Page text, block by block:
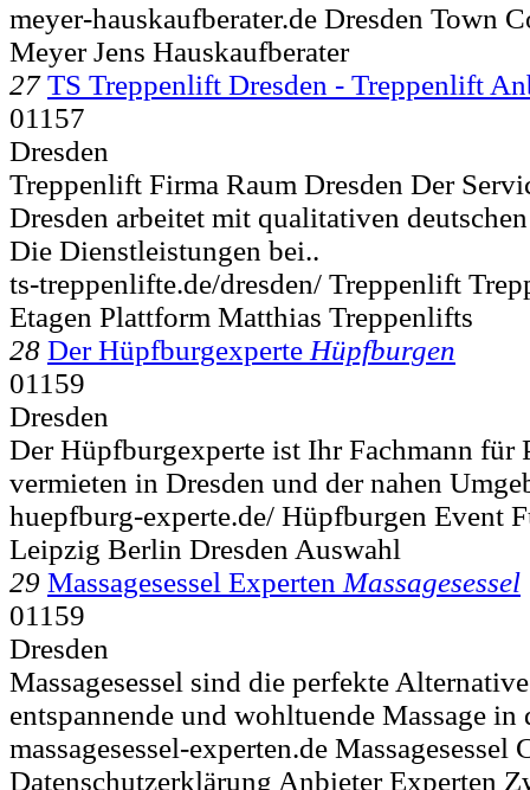
meyer-hauskaufberater.de Dresden Town
Meyer Jens Hauskaufberater
27 TS Treppenlift Dresden - Treppenlift
01157
Dresden
Treppenlift Firma Raum Dresden Der
Dresden arbeitet mit qualitativen
Die Dienstleistungen bei..
ts-treppenlifte.de/dresden/ Treppenlift
Etagen Plattform Matthias Treppenlifts
28 Der Hüpfburgexperte Hüpfburgen
01159
Dresden
Der Hüpfburgexperte ist Ihr Fachmann
vermieten in Dresden und der nahen
huepfburg-experte.de/ Hüpfburgen Event
Leipzig Berlin Dresden Auswahl
29 Massagesessel Experten Massagesessel
01159
Dresden
Massagesessel sind die perfekte
entspannende und wohltuende Massage
massagesessel-experten.de Massagesessel
Datenschutzerklärung Anbieter Experten